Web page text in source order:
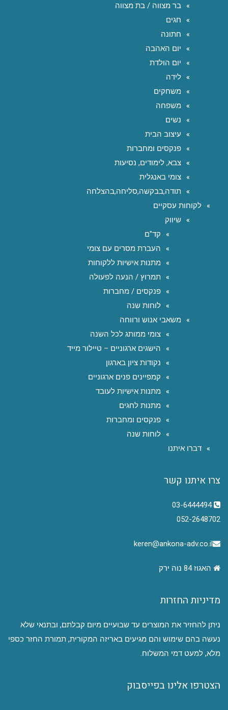
בר מצווה / בת מצווה
חגים
חתונה
יום האהבה
יום הולדת
לידה
משחקים
משפחה
נשים
עיצוב הבית
פנקסים ומחברות
צבא, לימודים, נסיעות
צומי באנגלית
תודה,בבקשה,סליחה,בהצלחה
לקוחות עסקיים
שיווק
קד"ם
העברת מסרים עם צומי
מתנות אישיות ללקוחות
תמרוץ / הנעה לפעולה
פנקסים / מחברות
לוחות שנה
משאבי אנוש ורווחה
צומי ממותג לכל השנה
הישגים ארגוניים – טיילור מייד
נקודות ציון בארגון
קמפיינים פנים ארגוניים
מתנות אישיות לעובד
מתנות לחגים
פנקסים ומחברות
לוחות שנה
דברו איתנו
צרו איתנו קשר
03-6444494
052-2648702
keren@ankona-adv.co.il
האגוז 84 נוה ירק
מדיניות החזרות
ניתן להחזיר את המוצרים עד שבועיים מיום קבלתם, ובתנאי שלא
נעשה בהם שימוש והם מגיעים באריזה המקורית, תמורת החזר כספי
מלא, למעט דמי המשלוח.
הצטרפו אלינו בפייסבוק